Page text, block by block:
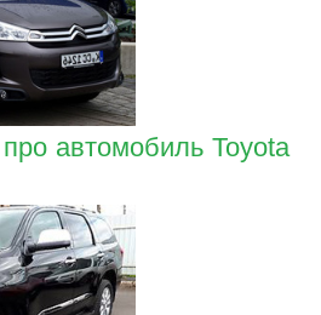
автомобиль Toyota